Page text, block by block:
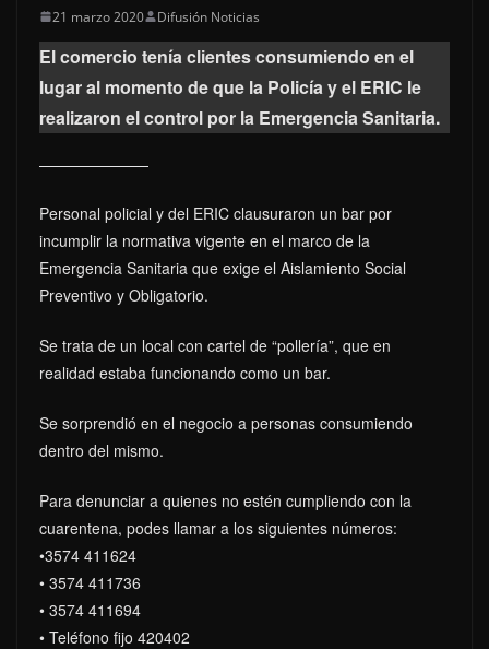
21 marzo 2020 Difusión Noticias
El comercio tenía clientes consumiendo en el
lugar al momento de que la Policía y el ERIC le
realizaron el control por la Emergencia Sanitaria.
Personal policial y del ERIC clausuraron un bar por
incumplir la normativa vigente en el marco de la
Emergencia Sanitaria que exige el Aislamiento Social
Preventivo y Obligatorio.
Se trata de un local con cartel de “pollería”, que en
realidad estaba funcionando como un bar.
Se sorprendió en el negocio a personas consumiendo
dentro del mismo.
Para denunciar a quienes no estén cumpliendo con la
cuarentena, podes llamar a los siguientes números:
•3574 411624
• 3574 411736
• 3574 411694
• Teléfono fijo 420402